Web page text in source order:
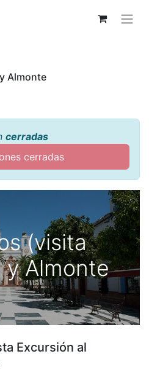
Almonte
cerradas
cerradas
(visita
y Almonte
Excursión al